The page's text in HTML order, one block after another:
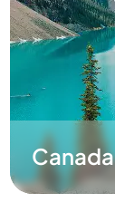
Canada